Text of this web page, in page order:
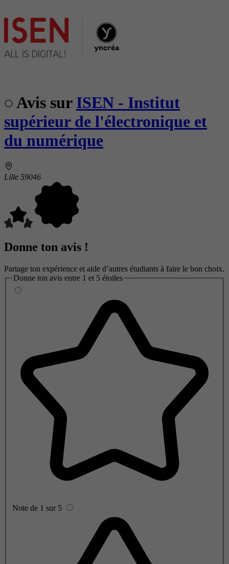
Avis sur ISEN - Institut
supérieur de l'électronique et
du numérique
Lille 59046
Donne ton avis !
Partage ton expérience et aide d’autres étudiants à faire le bon choix.
Donne ton avis entre 1 et 5 étoiles
Note de 1 sur 5